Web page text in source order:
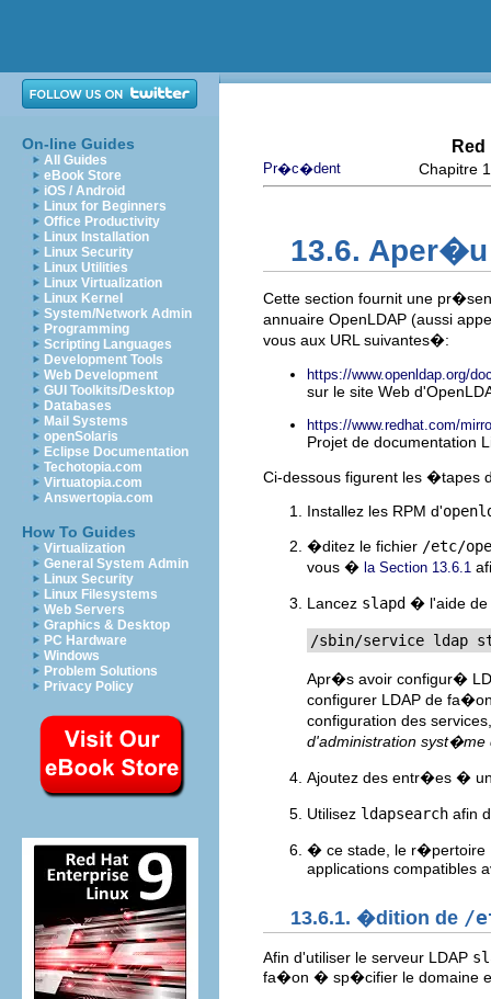
On-line Guides
All Guides
eBook Store
iOS / Android
Linux for Beginners
Office Productivity
Linux Installation
Linux Security
Linux Utilities
Linux Virtualization
Linux Kernel
System/Network Admin
Programming
Scripting Languages
Development Tools
Web Development
GUI Toolkits/Desktop
Databases
Mail Systems
openSolaris
Eclipse Documentation
Techotopia.com
Virtuatopia.com
Answertopia.com
How To Guides
Virtualization
General System Admin
Linux Security
Linux Filesystems
Web Servers
Graphics & Desktop
PC Hardware
Windows
Problem Solutions
Privacy Policy
Pr�c�dent Chapitre
13.6.
Cette section fournit une
annuaire OpenLDAP (aussi
vous aux URL suivantes�:
https://www.openldap.org/
sur le site Web
https://www.redhat.com/
Projet de documentation
Ci-dessous figurent les �tapes
Installez les RPM d'
�ditez le fichier /etc/
vous � la Section 13.6.1
Lancez slapd � l'aide de
/sbin/service ldap
Apr�s avoir configur�
configurer LDAP de
configuration des
d'administration syst�me
Ajoutez des entr�es �
Utilisez ldapsearch afin
� ce stade, le r�pertoire
applications compatibles
13.6.1. �dition de /
Afin d'utiliser le serveur LDAP
fa�on � sp�cifier le domaine